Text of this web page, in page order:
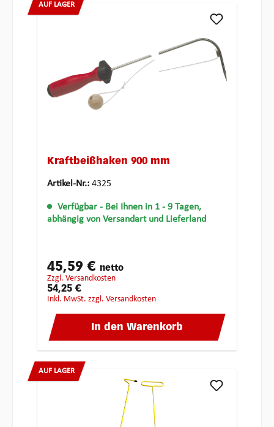
AUF LAGER
Kraftbeißhaken 900 mm
Artikel-Nr.: 4325
Verfügbar - Bei Ihnen in 1 - 9 Tagen,
abhängig von Versandart und Lieferland
45,59 € netto
zzgl. Versandkosten
54,25 €
inkl. MwSt. zzgl. Versandkosten
In den Warenkorb
AUF LAGER